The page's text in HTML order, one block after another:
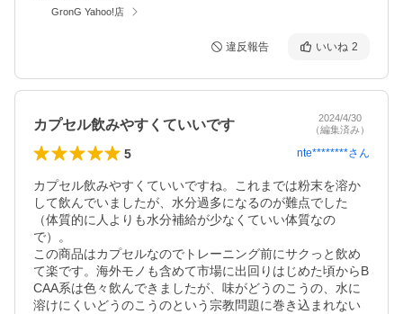
GronG Yahoo!店
違反報告 いいね 2
カプセル飲みやすくていいです
2024/4/30
（編集済み）
5 nte********さん
カプセル飲みやすくていいですね。これまでは粉末を溶か
して飲んでいましたが、水分過多になるのが難点でした
（体質的に人よりも水分補給が少なくていい体質なの
で）。
この商品はカプセルなのでトレーニング前にサクっと飲め
て楽です。海外モノも含めて市場に出回りはじめた頃からB
CAA系は色々飲んできましたが、味がどうのこうの、水に
溶けにくいどうのこうのという宗教問題に巻き込まれない